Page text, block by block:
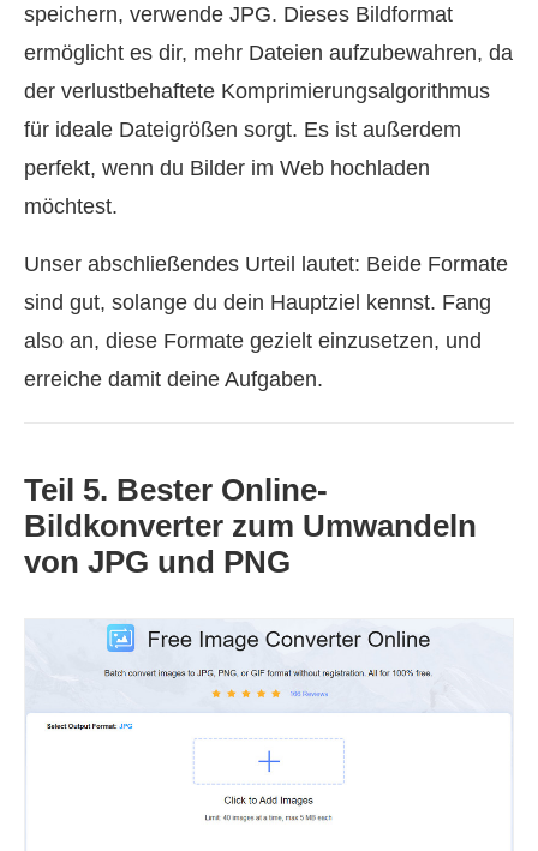
speichern, verwende JPG. Dieses Bildformat
ermöglicht es dir, mehr Dateien aufzubewahren, da
der verlustbehaftete Komprimierungsalgorithmus
für ideale Dateigrößen sorgt. Es ist außerdem
perfekt, wenn du Bilder im Web hochladen
möchtest.
Unser abschließendes Urteil lautet: Beide Formate
sind gut, solange du dein Hauptziel kennst. Fang
also an, diese Formate gezielt einzusetzen, und
erreiche damit deine Aufgaben.
Teil 5. Bester Online-
Bildkonverter zum Umwandeln
von JPG und PNG